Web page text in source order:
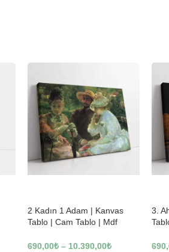
2 Kadın 1 Adam | Kanvas
Tablo | Cam Tablo | Mdf
690,00₺ – 10.390,00₺
3.